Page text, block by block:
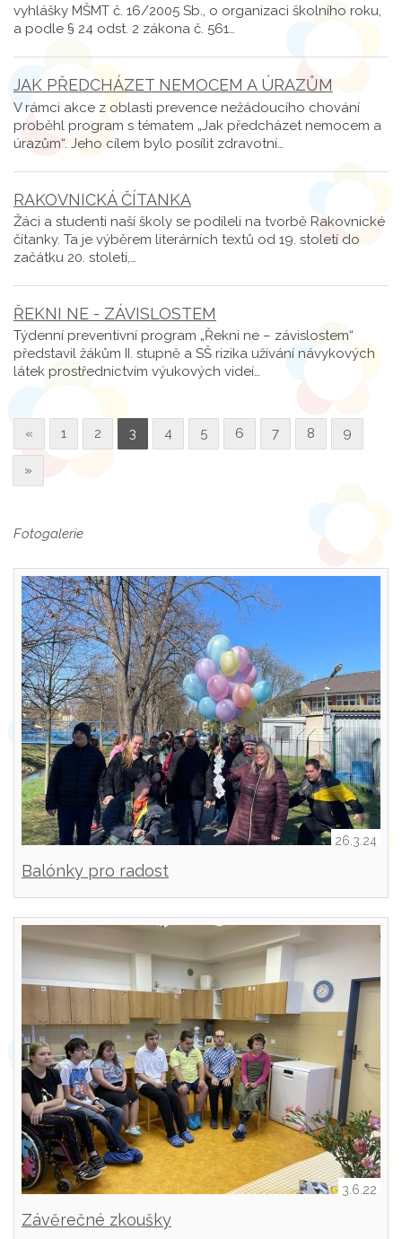
vyhlášky MŠMT č. 16/2005 Sb., o organizaci školního roku,
a podle § 24 odst. 2 zákona č. 561…
JAK PŘEDCHÁZET NEMOCEM A ÚRAZŮM
V rámci akce z oblasti prevence nežádoucího chování
proběhl program s tématem „Jak předcházet nemocem a
úrazům“. Jeho cílem bylo posílit zdravotní…
RAKOVNICKÁ ČÍTANKA
Žáci a studenti naší školy se podíleli na tvorbě Rakovnické
čítanky. Ta je výběrem literárních textů od 19. století do
začátku 20. století,…
ŘEKNI NE - ZÁVISLOSTEM
Týdenní preventivní program „Řekni ne – závislostem“
představil žákům II. stupně a SŠ rizika užívání návykových
látek prostřednictvím výukových videí…
« 1 2 3 4 5 6 7 8 9
»
Fotogalerie
26.3.24
Balónky pro radost
3.6.22
Závěrečné zkoušky